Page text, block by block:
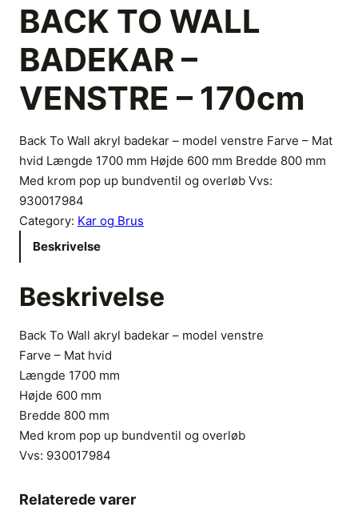
BACK TO WALL
BADEKAR –
VENSTRE – 170cm
Back To Wall akryl badekar – model venstre Farve – Mat
hvid Længde 1700 mm Højde 600 mm Bredde 800 mm
Med krom pop up bundventil og overløb Vvs:
930017984
Category: Kar og Brus
Beskrivelse
Beskrivelse
Back To Wall akryl badekar – model venstre
Farve – Mat hvid
Længde 1700 mm
Højde 600 mm
Bredde 800 mm
Med krom pop up bundventil og overløb
Vvs: 930017984
Relaterede varer